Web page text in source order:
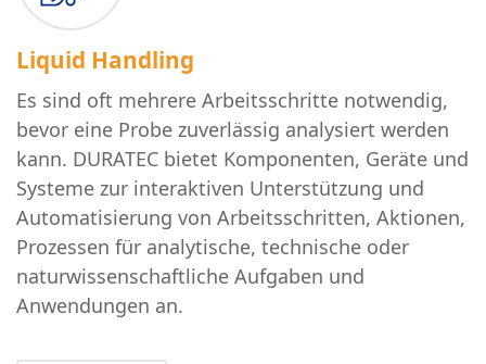
Liquid Handling
Es sind oft mehrere Arbeitsschritte notwendig,
bevor eine Probe zuverlässig analysiert werden
kann. DURATEC bietet Komponenten, Geräte und
Systeme zur interaktiven Unterstützung und
Automatisierung von Arbeitsschritten, Aktionen,
Prozessen für analytische, technische oder
naturwissenschaftliche Aufgaben und
Anwendungen an.